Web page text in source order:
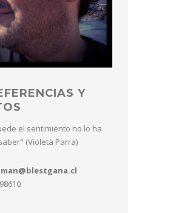
Y
el sentimiento no lo ha
(Violeta Parra)